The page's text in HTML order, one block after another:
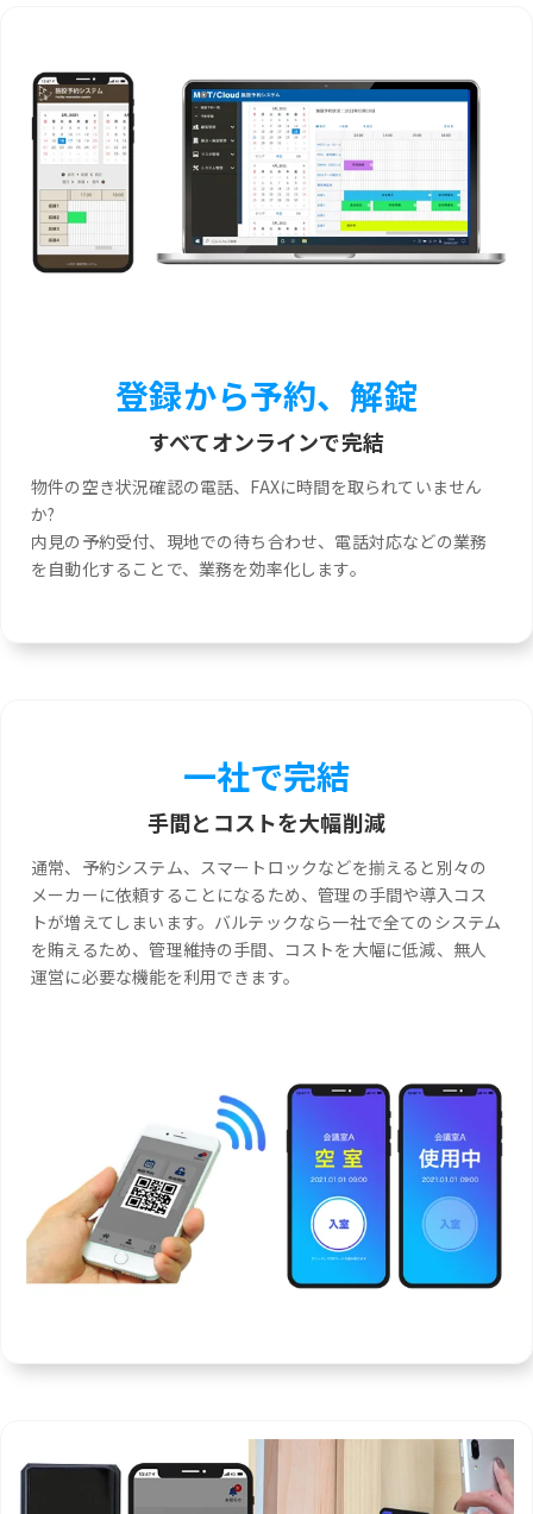
登録から予約、解錠
すべてオンラインで完結
物件の空き状況確認の電話、FAXに時間を取られていません
か?
内見の予約受付、現地での待ち合わせ、電話対応などの業務
を自動化することで、業務を効率化します。
一社で完結
手間とコストを大幅削減
通常、予約システム、スマートロックなどを揃えると別々の
メーカーに依頼することになるため、管理の手間や導入コス
トが増えてしまいます。バルテックなら一社で全てのシステム
を賄えるため、管理維持の手間、コストを大幅に低減、無人
運営に必要な機能を利用できます。